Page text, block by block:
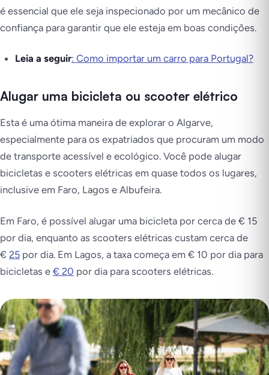
é essencial que ele seja inspecionado por um mecânico de
confiança para garantir que ele esteja em boas condições.
Leia a seguir: Como importar um carro para Portugal?
Alugar uma bicicleta ou scooter elétrico
Esta é uma ótima maneira de explorar o Algarve,
especialmente para os expatriados que procuram um modo
de transporte acessível e ecológico. Você pode alugar
bicicletas e scooters elétricas em quase todos os lugares,
inclusive em Faro, Lagos e Albufeira.
Em Faro, é possível alugar uma bicicleta por cerca de € 15
por dia, enquanto as scooters elétricas custam cerca de
€ 25 por dia. Em Lagos, a taxa começa em € 10 por dia para
bicicletas e € 20 por dia para scooters elétricas.